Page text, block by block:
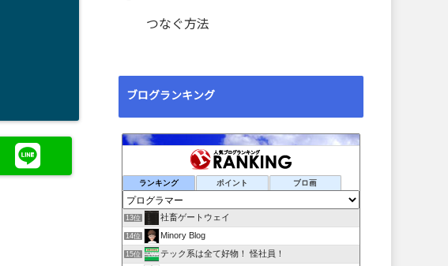
つなぐ方法
ブログランキング
ランキング ポイント ブロ画
13位 社畜ゲートウェイ
14位 Minory Blog
15位 テック系は全て好物！ 怪社員！